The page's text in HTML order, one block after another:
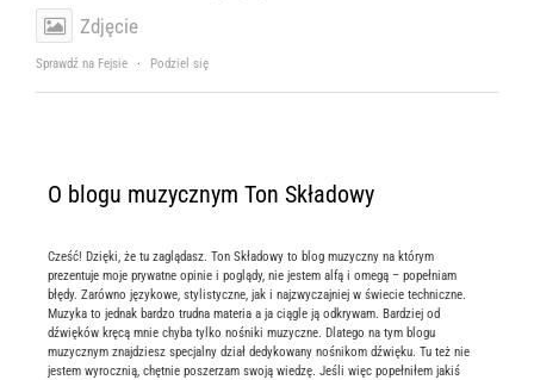
Zdjęcie
Sprawdź na Fejsie · Podziel się
O blogu muzycznym Ton Składowy
Cześć! Dzięki, że tu zaglądasz. Ton Składowy to blog muzyczny na którym
prezentuje moje prywatne opinie i poglądy, nie jestem alfą i omegą – popełniam
błędy. Zarówno językowe, stylistyczne, jak i najzwyczajniej w świecie techniczne.
Muzyka to jednak bardzo trudna materia a ja ciągle ją odkrywam. Bardziej od
dźwięków kręcą mnie chyba tylko nośniki muzyczne. Dlatego na tym blogu
muzycznym znajdziesz specjalny dział dedykowany nośnikom dźwięku. Tu też nie
jestem wyrocznią, chętnie poszerzam swoją wiedzę. Jeśli więc popełniłem jakiś